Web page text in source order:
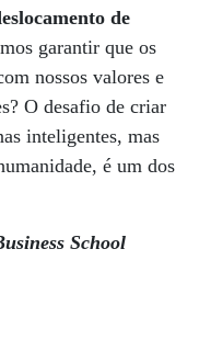
de
garantir que os
nossos valores e
O desafio de criar
inteligentes, mas
é um dos
School